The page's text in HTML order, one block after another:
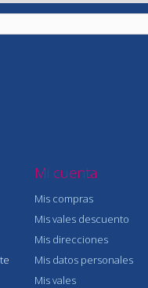
Mi cuenta
Mis compras
Mis vales descuento
Mis direcciones
Mis datos personales
Mis vales